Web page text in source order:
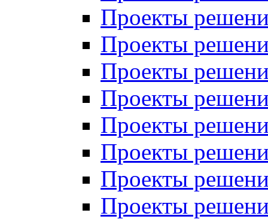
Проекты
Проекты
Проекты
Проекты
Проекты
Проекты
Проекты
Проекты